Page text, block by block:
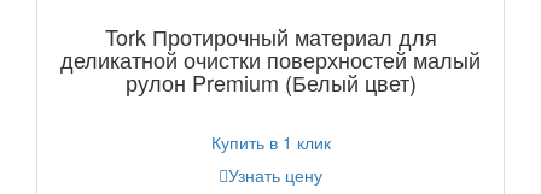
Tork Протирочный материал для
деликатной очистки поверхностей малый
рулон Premium (Белый цвет)
Купить в 1 клик
Узнать цену